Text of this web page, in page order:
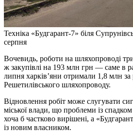
Техніка «Будгарант-7» біля
серпня
Вочевидь, роботи на шляхопроводі
ж закупівлі на 193 млн грн — саме в
липня харків’яни отримали 1,8 млн
Решетилівського шляхопроводу.
Відновлення робіт може слугувати
міської влади, що проблеми із
хоча б частково вирішені, а
із новим власником.